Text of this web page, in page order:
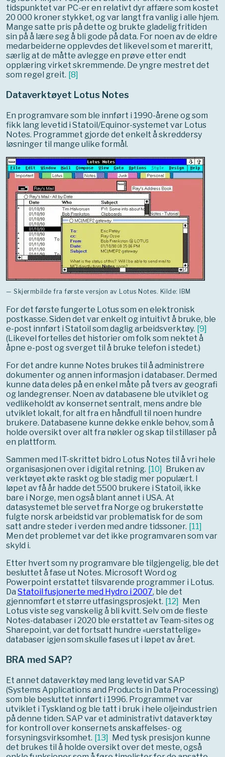
tidspunktet var PC-er en relativt dyr affære som kostet
20 000 kroner stykket, og var langt fra vanlig i alle hjem.
Mange satte pris på dette og brukte gladelig fritiden
sin på å lære seg å bli gode på data. For noen av de eldre
medarbeiderne opplevdes det likevel som et mareritt,
særlig at de måtte avlegge en prøve etter endt
opplæring virket skremmende. De yngre mestret det
som regel greit. [8]
Dataverktøyet Lotus Notes
En programvare som ble innført i 1990-årene og som
fikk lang levetid i Statoil/Equinor-systemet var Lotus
Notes. Programmet gjorde det enkelt å skreddersy
løsninger til mange ulike formål.
— Skjermbilde fra første versjon av Lotus Notes. Kilde: IBM
For det første fungerte Lotus som en elektronisk
postkasse. Siden det var enkelt og intuitivt å bruke, ble
e-post innført i Statoil som daglig arbeidsverktøy. [9]
(Likevel fortelles det historier om folk som nektet å
åpne e-post og sverget til å bruke telefon i stedet.)
For det andre kunne Notes brukes til å administrere
dokumenter og annen informasjon i databaser. Dermed
kunne data deles på en enkel måte på tvers av geografi
og landegrenser. Noen av databasene ble utviklet og
vedlikeholdt av konsernet sentralt, mens andre ble
utviklet lokalt, for alt fra en håndfull til noen hundre
brukere. Databasene kunne dekke enkle behov, som å
holde oversikt over alt fra nøkler og skap til stillaser på
en plattform.
Sammen med IT-skrittet bidro Lotus Notes til å vri hele
organisasjonen over i digital retning. [10] Bruken av
verktøyet økte raskt og ble stadig mer populært. I
løpet av få år hadde det 5500 brukere i Statoil, ikke
bare i Norge, men også blant annet i USA. At
datasystemet ble servet fra Norge og brukerstøtte
fulgte norsk arbeidstid var problematisk for de som
satt andre steder i verden med andre tidssoner. [11]
Men det problemet var det ikke programvaren som var
skyld i.
Etter hvert som ny programvare ble tilgjengelig, ble det
besluttet å fase ut Notes. Microsoft Word og
Powerpoint erstattet tilsvarende programmer i Lotus.
Da Statoil fusjonerte med Hydro i 2007, ble det
gjennomført et større utfasingsprosjekt. [12] Men
Lotus viste seg vanskelig å bli kvitt. Selv om de fleste
Notes-databaser i 2020 ble erstattet av Team-sites og
Sharepoint, var det fortsatt hundre «uerstattelige»
databaser igjen som skulle fases ut i løpet av året.
BRA med SAP?
Et annet dataverktøy med lang levetid var SAP
(Systems Applications and Products in Data Processing)
som ble besluttet innført i 1996. Programmet var
utviklet i Tyskland og ble tatt i bruk i hele oljeindustrien
på denne tiden. SAP var et administrativt dataverktøy
for kontroll over konsernets anskaffelses- og
forsyningsvirksomhet. [13] Med tysk presisjon kunne
det brukes til å holde oversikt over det meste, også